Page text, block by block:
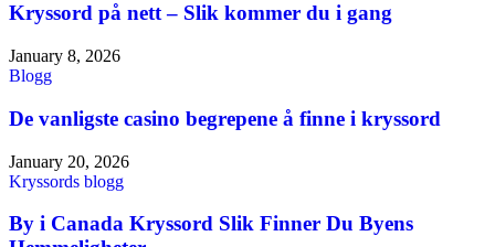
Kryssord på nett – Slik kommer du i gang
January 8, 2026
Blogg
De vanligste casino begrepene å finne i kryssord
January 20, 2026
Kryssords blogg
By i Canada Kryssord Slik Finner Du Byens